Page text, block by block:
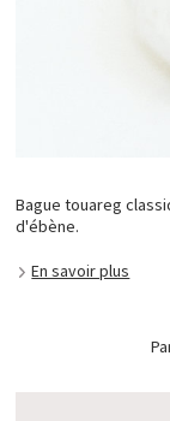
Bague touareg
d'ébène.
En savoir plus